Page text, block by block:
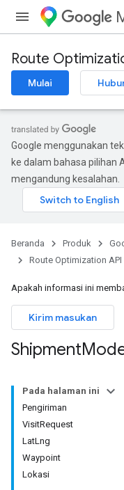
Route
Mulai
Google menggunakan
ke dalam bahasa pilihan
mengandung kesalahan.
Beranda Produk
Route Optimization API
Apakah informasi ini
Kirim masukan
Shipment
Pada halaman ini
Pengiriman
VisitRequest
LatLng
Waypoint
Lokasi